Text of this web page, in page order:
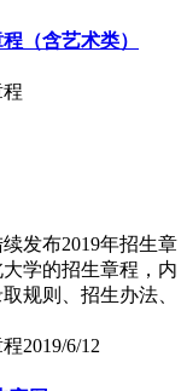
（含艺术类）
发布2019年招生章
学的招生章程，内
规则、招生办法、
2019/6/12